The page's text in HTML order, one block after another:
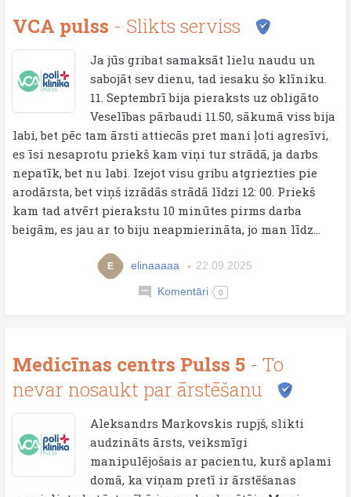
VCA pulss - Slikts serviss
Ja jūs gribat samaksāt lielu naudu un
sabojāt sev dienu, tad iesaku šo klīniku.
11. Septembrī bija pieraksts uz obligāto
Veselības pārbaudi 11.50, sākumā viss bija
labi, bet pēc tam ārsti attiecās pret mani ļoti agresīvi,
es īsi nesaprotu priekš kam viņi tur strādā, ja darbs
nepatīk, bet nu labi. Izejot visu gribu atgriezties pie
arodārsta, bet viņš izrādās strādā līdzi 12: 00. Priekš
kam tad atvērt pierakstu 10 minūtes pirms darba
beigām, es jau ar to biju neapmierināta, jo man līdz...
E elinaaaaa 22.09.2025
Komentāri 0
Medicīnas centrs Pulss 5 - To
nevar nosaukt par ārstēšanu
Aleksandrs Markovskis rupjš, slikti
audzināts ārsts, veiksmīgi
manipulējošais ar pacientu, kurš aplami
domā, ka viņam pretī ir ārstēšanas